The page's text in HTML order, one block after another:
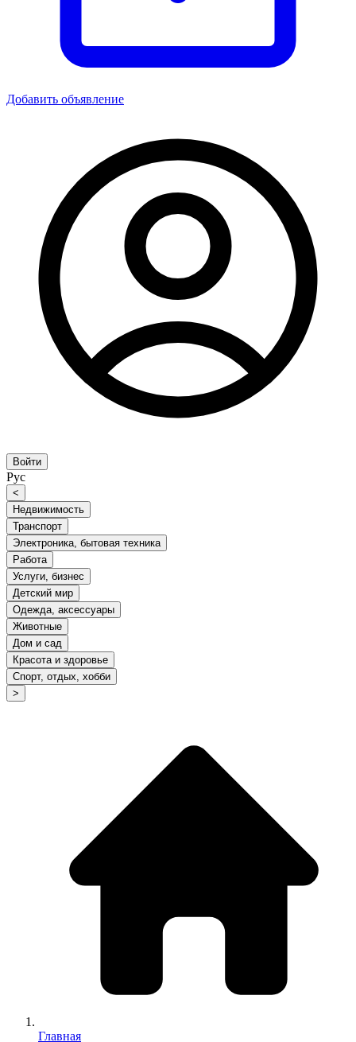
Добавить объявление
Войти
Рус
<
Недвижимость
Транспорт
Электроника, бытовая техника
Работа
Услуги, бизнес
Детский мир
Одежда, аксессуары
Животные
Дом и сад
Красота и здоровье
Спорт, отдых, хобби
>
Главная